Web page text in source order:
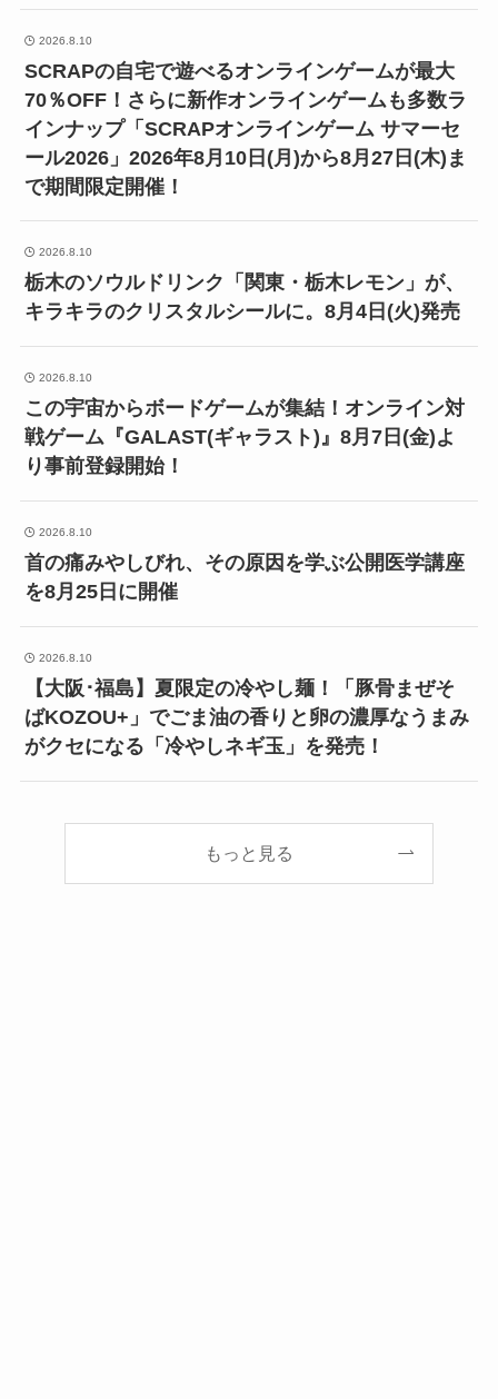
2026.8.10
SCRAPの自宅で遊べるオンラインゲームが最大
70％OFF！さらに新作オンラインゲームも多数ラ
インナップ「SCRAPオンラインゲーム サマーセ
ール2026」2026年8月10日(月)から8月27日(木)ま
で期間限定開催！
2026.8.10
栃木のソウルドリンク「関東・栃木レモン」が、
キラキラのクリスタルシールに。8月4日(火)発売
2026.8.10
この宇宙からボードゲームが集結！オンライン対
戦ゲーム『GALAST(ギャラスト)』8月7日(金)よ
り事前登録開始！
2026.8.10
首の痛みやしびれ、その原因を学ぶ公開医学講座
を8月25日に開催
2026.8.10
【大阪･福島】夏限定の冷やし麺！「豚骨まぜそ
ばKOZOU+」でごま油の香りと卵の濃厚なうまみ
がクセになる「冷やしネギ玉」を発売！
もっと見る